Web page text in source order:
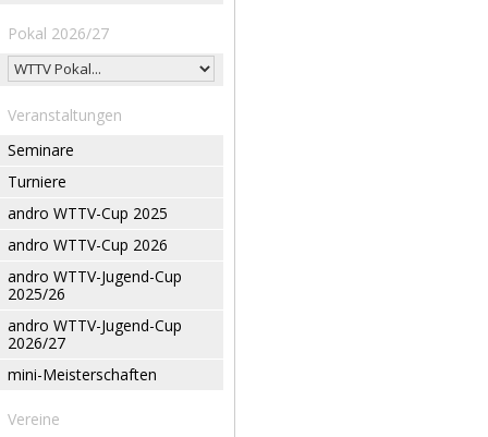
Pokal 2026/27
Veranstaltungen
Seminare
Turniere
andro WTTV-Cup 2025
andro WTTV-Cup 2026
andro WTTV-Jugend-Cup
2025/26
andro WTTV-Jugend-Cup
2026/27
mini-Meisterschaften
Vereine